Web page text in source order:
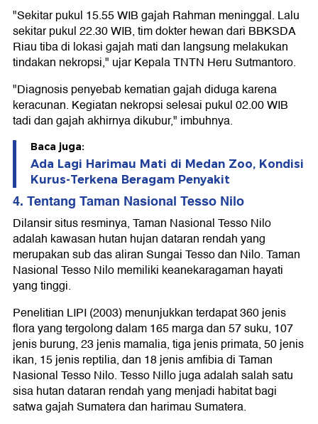
"Sekitar pukul 15.55 WIB gajah Rahman meninggal. Lalu
sekitar pukul 22.30 WIB, tim dokter hewan dari BBKSDA
Riau tiba di lokasi gajah mati dan langsung melakukan
tindakan nekropsi," ujar Kepala TNTN Heru Sutmantoro.
"Diagnosis penyebab kematian gajah diduga karena
keracunan. Kegiatan nekropsi selesai pukul 02.00 WIB
tadi dan gajah akhirnya dikubur," imbuhnya.
Baca juga:
Ada Lagi Harimau Mati di Medan Zoo, Kondisi
Kurus-Terkena Beragam Penyakit
4. Tentang Taman Nasional Tesso Nilo
Dilansir situs resminya, Taman Nasional Tesso Nilo
adalah kawasan hutan hujan dataran rendah yang
merupakan sub das aliran Sungai Tesso dan Nilo. Taman
Nasional Tesso Nilo memiliki keanekaragaman hayati
yang tinggi.
Penelitian LIPI (2003) menunjukkan terdapat 360 jenis
flora yang tergolong dalam 165 marga dan 57 suku, 107
jenis burung, 23 jenis mamalia, tiga jenis primata, 50 jenis
ikan, 15 jenis reptilia, dan 18 jenis amfibia di Taman
Nasional Tesso Nilo. Tesso Nillo juga adalah salah satu
sisa hutan dataran rendah yang menjadi habitat bagi
satwa gajah Sumatera dan harimau Sumatera.